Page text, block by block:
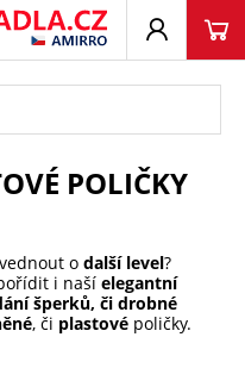
POLIČKY
o další level?
i naší elegantní
šperků, či drobné
, či plastové poličky.